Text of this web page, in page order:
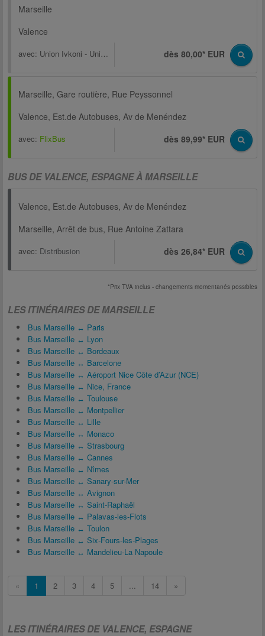
Marseille
Valence
avec: Union Ivkoni - Unibus dès 80,00* EUR
Marseille, Gare routière, Rue Peyssonnel
Valence, Est.de Autobuses, Av de Menéndez
avec: FlixBus dès 89,99* EUR
BUS DE VALENCE, ESPAGNE À MARSEILLE
Valence, Est.de Autobuses, Av de Menéndez
Marseille, Arrêt de bus, Rue Antoine Zattara
avec: Distribusion dès 26,84* EUR
*Prix TVA inclus - changements momentanés possibles
LES ITINÉRAIRES DE MARSEILLE
Bus Marseille ↔ Paris
Bus Marseille ↔ Lyon
Bus Marseille ↔ Bordeaux
Bus Marseille ↔ Barcelone
Bus Marseille ↔ Aéroport Nice Côte d’Azur (NCE)
Bus Marseille ↔ Nice, France
Bus Marseille ↔ Toulouse
Bus Marseille ↔ Montpellier
Bus Marseille ↔ Lille
Bus Marseille ↔ Monaco
Bus Marseille ↔ Strasbourg
Bus Marseille ↔ Cannes
Bus Marseille ↔ Nîmes
Bus Marseille ↔ Sanary-sur-Mer
Bus Marseille ↔ Avignon
Bus Marseille ↔ Saint-Raphaël
Bus Marseille ↔ Palavas-les-Flots
Bus Marseille ↔ Toulon
Bus Marseille ↔ Six-Fours-les-Plages
Bus Marseille ↔ Mandelieu-La Napoule
« 1 2 3 4 5 ... 14 »
LES ITINÉRAIRES DE VALENCE, ESPAGNE